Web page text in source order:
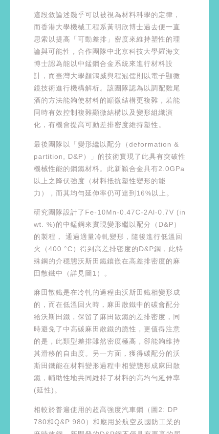
這段敘論述幾乎可以被視為材料科學的定律，
而香港大學機械工程系黃明欣博士過去便一直
思索以提高「可動差排」密度來維持塑性的理
論與可能性，合作團隊中北京科技大學羅海文
博士認為能以中錳鋼合金系統來進行材料設
計，而臺灣大學顏鴻威與程冠儒則以電子顯微
鏡技術進行機構解析。該團隊認為以調配雞尾
酒的方法能夠使材料的顯微結構更複雜，若能
同時有效控制複雜顯微結構以及變形組織演
化，有機會提高可動差排密度維持塑性。
最後團隊以「變形繼以配分（deformation &
partition, D&P）」的技術實現了此具有突破性
機械性能的鋼鐵材料。此新穎合金具有2.0GPa
以上之降伏強度（材料抵抗塑性變形的能
力），而其均勻延伸率仍可達到16%以上。
研究團隊設計了Fe-10Mn-0.47C-2Al-0.7V (in
wt. %)的中錳鋼來實現變形繼以配分（D&P）
的製程， 通過適量冷軋變形，隨後進行低溫回
火（400 °C）得到高差排密度的D&P鋼，此特
殊鋼的介穩態沃斯田鐵鑲嵌在高差排密度的麻
田散鐵中（詳見圖1）。
麻田散鐵是在冷軋的過程由沃斯田鐵相變形成
的，而在低溫回火時，麻田散鐵中的碳會配分
給沃斯田鐵，保留了麻田散鐵的差排密度，同
時避免了中高碳麻田散鐵的脆性，更值得注意
的是，此類型差排雖然密度極高，卻能夠維持
其滑移的自由度。另一方面，獲得碳配分的沃
斯田鐵能在材料變形過程中相變態形成麻田散
鐵，輔助性地共同維持了材料的高均勻延伸率
(延性)。
相較於普遍使用的超高強度汽車鋼（圖2: DP
780和Q&P 980）和應用於航空及國防工業的